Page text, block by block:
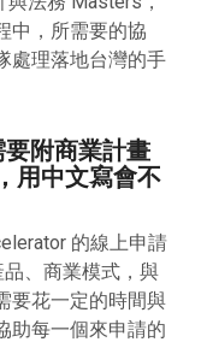
中，所需要的協
處理落地台灣的手
附商業計畫
用中文寫會不
的線上申請
、商業模式，與
要花一定的時間與
助每一個來申請的